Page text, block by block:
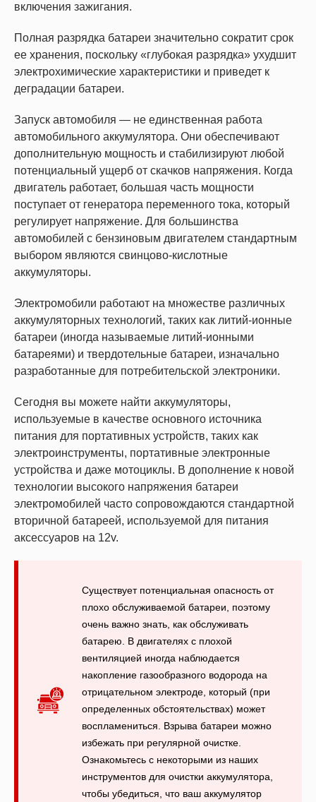
включения зажигания.
Полная разрядка батареи значительно сократит срок
ее хранения, поскольку «глубокая разрядка» ухудшит
электрохимические характеристики и приведет к
деградации батареи.
Запуск автомобиля — не единственная работа
автомобильного аккумулятора. Они обеспечивают
дополнительную мощность и стабилизируют любой
потенциальный ущерб от скачков напряжения. Когда
двигатель работает, большая часть мощности
поступает от генератора переменного тока, который
регулирует напряжение. Для большинства
автомобилей с бензиновым двигателем стандартным
выбором являются свинцово-кислотные
аккумуляторы.
Электромобили работают на множестве различных
аккумуляторных технологий, таких как литий-ионные
батареи (иногда называемые литий-ионными
батареями) и твердотельные батареи, изначально
разработанные для потребительской электроники.
Сегодня вы можете найти аккумуляторы,
используемые в качестве основного источника
питания для портативных устройств, таких как
электроинструменты, портативные электронные
устройства и даже мотоциклы. В дополнение к новой
технологии высокого напряжения батареи
электромобилей часто сопровождаются стандартной
вторичной батареей, используемой для питания
аксессуаров на 12v.
Существует потенциальная опасность от
плохо обслуживаемой батареи, поэтому
очень важно знать, как обслуживать
батарею. В двигателях с плохой
вентиляцией иногда наблюдается
накопление газообразного водорода на
отрицательном электроде, который (при
определенных обстоятельствах) может
воспламениться. Взрыва батареи можно
избежать при регулярной очистке.
Ознакомьтесь с некоторыми из наших
инструментов для очистки аккумулятора,
чтобы убедиться, что ваш аккумулятор